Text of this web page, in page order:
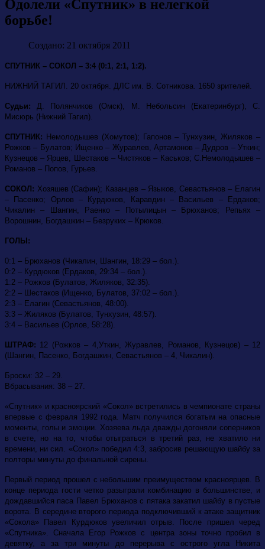
Одолели «Спутник» в нелегкой
борьбе!
Создано: 21 октября 2011
СПУТНИК – СОКОЛ – 3:4 (0:1, 2:1, 1:2).
НИЖНИЙ ТАГИЛ. 20 октября. ДЛС им. В. Сотникова. 1650 зрителей.
Судьи: Д. Полянчиков (Омск), М. Небольсин (Екатеринбург), С.
Мисюрь (Нижний Тагил).
СПУТНИК: Немолодышев (Хомутов); Гапонов – Тунхузин, Жиляков –
Рожков – Булатов; Ищенко – Журавлев, Артамонов – Дудров – Уткин;
Кузнецов – Ярцев, Шестаков – Чистяков – Каськов; С.Немолодышев –
Романов – Попов, Гурьев.
СОКОЛ: Хозяшев (Сафин); Казанцев – Языков, Севастьянов – Елагин
– Пасенко; Орлов – Курдюков, Каравдин – Васильев – Ердаков;
Чикалин – Шангин, Раенко – Потылицын – Брюханов; Репьях –
Ворошнин, Богдашкин – Безруких – Крюков.
ГОЛЫ:
0:1 – Брюханов (Чикалин, Шангин, 18:29 – бол.).
0:2 – Курдюков (Ердаков, 29:34 – бол.).
1:2 – Рожков (Булатов, Жиляков, 32:35).
2:2 – Шестаков (Ищенко, Булатов, 37:02 – бол.).
2:3 – Елагин (Севастьянов, 48:00).
3:3 – Жиляков (Булатов, Тунхузин, 48:57).
3:4 – Васильев (Орлов, 58:28).
ШТРАФ: 12 (Рожков – 4,Уткин, Журавлев, Романов, Кузнецов) – 12
(Шангин, Пасенко, Богдашкин, Севастьянов – 4, Чикалин).
Броски: 32 – 29.
Вбрасывания: 38 – 27.
«Спутник» и красноярский «Сокол» встретились в чемпионате страны
впервые с февраля 1992 года. Матч получился богатым на опасные
моменты, голы и эмоции. Хозяева льда дважды догоняли соперников
в счете, но на то, чтобы отыграться в третий раз, не хватило ни
времени, ни сил. «Сокол» победил 4:3, забросив решающую шайбу за
полторы минуты до финальной сирены.
Первый период прошел с небольшим преимуществом красноярцев. В
конце периода гости четко разыграли комбинацию в большинстве, и
дождавшийся паса Павел Брюханов с пятака закатил шайбу в пустые
ворота. В середине второго периода подключивший к атаке защитник
«Сокола» Павел Курдюков увеличил отрыв. После пришел черед
«Спутника». Сначала Егор Рожков с центра зоны точно пробил в
девятку, а за три минуты до перерыва с острого угла Никита